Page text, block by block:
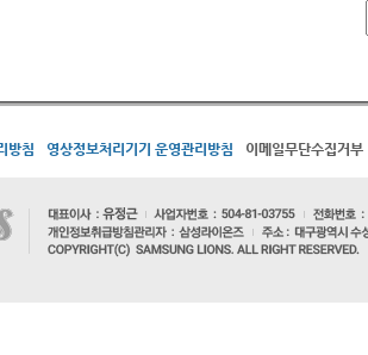
방침 영상정보처리기기 운영관리방침 이메일무단수집거부